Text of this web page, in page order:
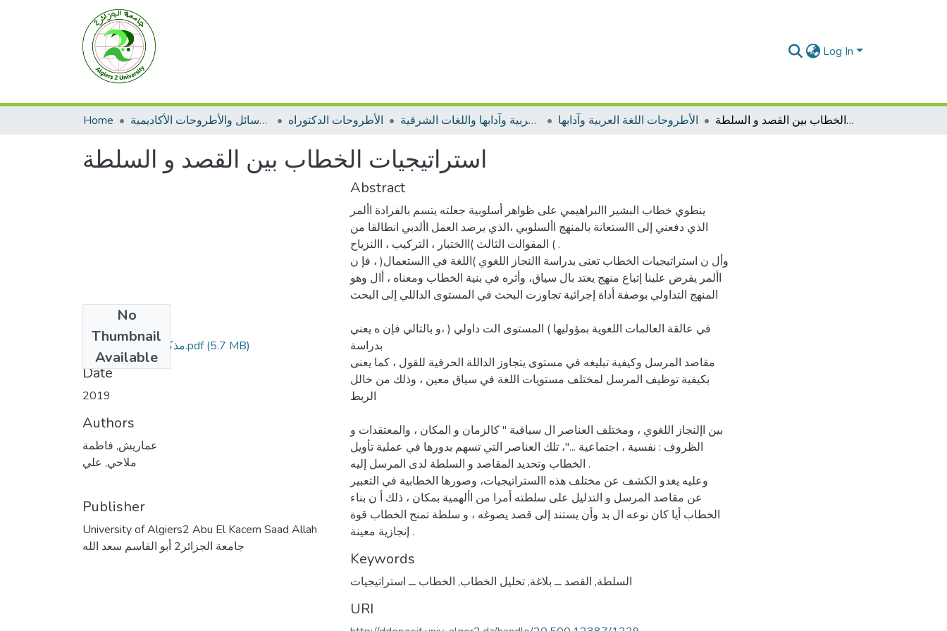
Log In
Home الرسائل والأطروحات الأكاديمية الأطروحات الدكتوراه الأطروحات اللغة العربية وآدابها واللغات الشرقية الأطروحات اللغة العربية وآدابها استراتيجيات الخطاب بين القصد و السلطة
استراتيجيات الخطاب بين القصد و السلطة
No
Thumbnail
Available
مذكرةفاطمة عماريش.pdf(5.7 MB)
Date
2019
Authors
عماريش, فاطمة
ملاحي, علي
Publisher
University of Algiers2 Abu El Kacem Saad Allah
جامعة الجزائر2 أبو القاسم سعد الله
Abstract
ينطوي خطاب البشير االبراهيمي على ظواهر أسلوبية جعلته يتسم بالفرادة األمر
الذي دفعني إلى االستعانة بالمنهج األسلوبي ،الذي يرصد العمل األدبي انطالقا من
المقوالت الثالث )االختبار ، التركيب ، االنزياح ( .
وأل ن استراتيجيات الخطاب تعنى بدراسة االنجاز اللغوي )اللغة في االستعمال( ، فإ ن
األمر يفرض علينا إتباع منهج يعتد بال سياق، وأثره في بنية الخطاب ومعناه ، أال وهو
المنهج التداولي بوصفة أداة إجرائية تجاوزت البحث في المستوى الداللي إلى البحث
في عالقة العالمات اللغوية بمؤوليها ) المستوى الت داولي ( ،و بالتالي فإن ه يعني
بدراسة
مقاصد المرسل وكيفية تبليغه في مستوى يتجاوز الداللة الحرفية للقول ، كما يعنى
بكيفية توظيف المرسل لمختلف مستويات اللغة في سياق معين ، وذلك من خالل
الربط
بين اإلنجاز اللغوي ، ومختلف العناصر ال سياقية " كالزمان و المكان ، والمعتقدات و
الظروف : نفسية ، اجتماعية ..."، تلك العناصر التي تسهم بدورها في عملية تأويل
الخطاب وتحديد المقاصد و السلطة لدى المرسل إليه .
وعليه يغدو الكشف عن مختلف هذه االستراتيجيات، وصورها الخطابية في التعبير
عن مقاصد المرسل و التدليل على سلطته أمرا من األهمية بمكان ، ذلك أ ن بناء
الخطاب أيا كان نوعه ال بد وأن يستند إلى قصد يصوغه ، و سلطة تمنح الخطاب قوة
إنجازية معينة .
Keywords
السلطة, القصد ــ بلاغة,تحليل الخطاب, الخطاب ــ استراتيجيات
URI